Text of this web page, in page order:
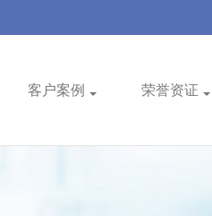
客户案例 荣誉资证